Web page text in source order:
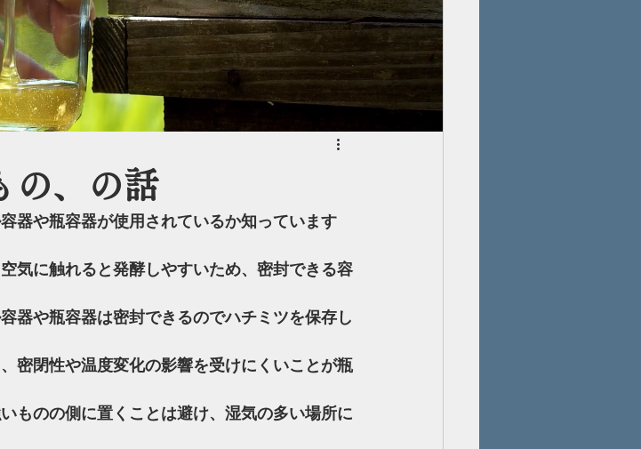
の、の話
器や瓶容器が使用されているか知っています
気に触れると発酵しやすいため、密封できる容
器や瓶容器は密封できるのでハチミツを保存し
密閉性や温度変化の影響を受けにくいことが瓶
ものの側に置くことは避け、湿気の多い場所に